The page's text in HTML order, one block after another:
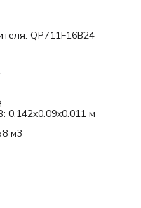
QP711F16B24
м
м3